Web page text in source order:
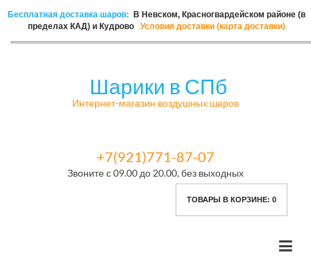
Бесплатная доставка шаров:
В Невском, Красногвардейском районе (в
пределах КАД) и Кудрово
Условия доставки (карта доставки)
Шарики в СПб
Интернет-магазин воздушных шаров
+7(921)771-87-07
Звоните с 09.00 до 20.00, без выходных
ТОВАРЫ В КОРЗИНЕ: 0